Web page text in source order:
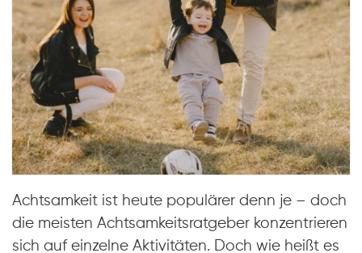
Achtsamkeit ist heute populärer denn je – doch
die meisten Achtsamkeitsratgeber konzentrieren
sich auf einzelne Aktivitäten. Doch wie heißt es